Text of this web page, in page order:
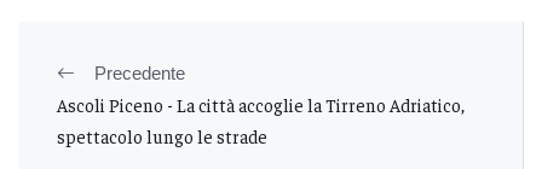
Precedente
Ascoli Piceno - La città accoglie la Tirreno Adriatico,
spettacolo lungo le strade